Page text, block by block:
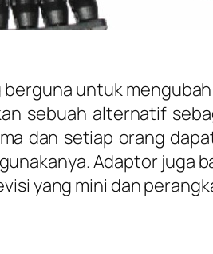
untuk
sebuah alternatif
dan setiap orang
Adaptor juga
yang mini dan